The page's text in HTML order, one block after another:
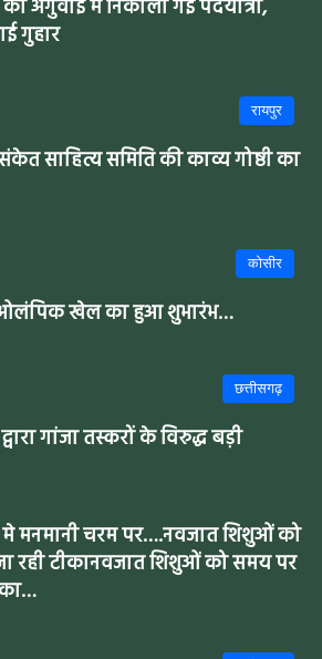
अगुवाई में निकाली गई पदयात्रा,
गुहार
रायपुर
साहित्य समिति की काव्य गोष्ठी का
कोसीर
ओलंपिक खेल का हुआ शुभारंभ…
छत्तीसगढ़
गांजा तस्करों के विरुद्ध बड़ी
मनमानी चरम पर….नवजात शिशुओं को
रही टीकानवजात शिशुओं को समय पर